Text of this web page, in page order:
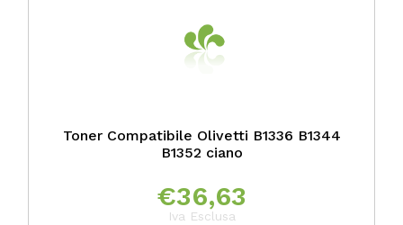
Toner Compatibile Olivetti B1336 B1344
B1352 ciano
€36,63
Iva Esclusa